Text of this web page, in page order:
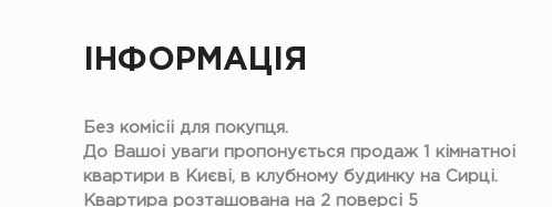
ІНФОРМАЦІЯ
Без комісіі для покупця.
До Вашоі уваги пропонується продаж 1 кімнатноі
квартири в Києві, в клубному будинку на Сирці.
Квартира розташована на 2 поверсі 5